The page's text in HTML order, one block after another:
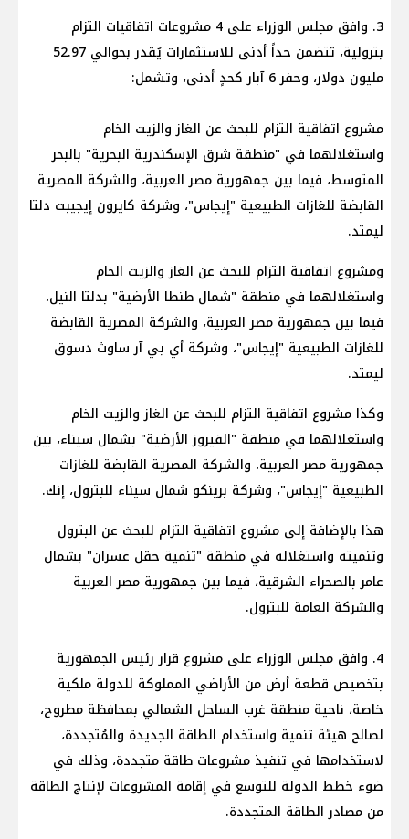
3. وافق مجلس الوزراء على 4 مشروعات اتفاقيات التزام
بترولية، تتضمن حداً أدنى للاستثمارات يُقدر بحوالي 52.97
مليون دولار، وحفر 6 آبار كحدٍ أدنى، وتشمل:
مشروع اتفاقية التزام للبحث عن الغاز والزيت الخام
واستغلالهما في "منطقة شرق الإسكندرية البحرية" بالبحر
المتوسط، فيما بين جمهورية مصر العربية، والشركة المصرية
القابضة للغازات الطبيعية "إيجاس"، وشركة كايرون إيجيبت دلتا
ليمتد.
ومشروع اتفاقية التزام للبحث عن الغاز والزيت الخام
واستغلالهما في منطقة "شمال طنطا الأرضية" بدلتا النيل،
فيما بين جمهورية مصر العربية، والشركة المصرية القابضة
للغازات الطبيعية "إيجاس"، وشركة أي بي آر ساوث دسوق
ليمتد.
وكذا مشروع اتفاقية التزام للبحث عن الغاز والزيت الخام
واستغلالهما في منطقة "الفيروز الأرضية" بشمال سيناء، بين
جمهورية مصر العربية، والشركة المصرية القابضة للغازات
الطبيعية "إيجاس"، وشركة برينكو شمال سيناء للبترول، إنك.
هذا بالإضافة إلى مشروع اتفاقية التزام للبحث عن البترول
وتنميته واستغلاله في منطقة "تنمية حقل عسران" بشمال
عامر بالصحراء الشرقية، فيما بين جمهورية مصر العربية
والشركة العامة للبترول.
4. وافق مجلس الوزراء على مشروع قرار رئيس الجمهورية
بتخصيص قطعة أرض من الأراضي المملوكة للدولة ملكية
خاصة، ناحية منطقة غرب الساحل الشمالي بمحافظة مطروح،
لصالح هيئة تنمية واستخدام الطاقة الجديدة والمُتجددة،
لاستخدامها في تنفيذ مشروعات طاقة متجددة، وذلك في
ضوء خطط الدولة للتوسع في إقامة المشروعات لإنتاج الطاقة
من مصادر الطاقة المتجددة.